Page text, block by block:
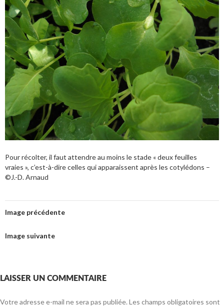
Pour récolter, il faut attendre au moins le stade « deux feuilles
vraies », c’est-à-dire celles qui apparaissent après les cotylédons –
©J.-D. Arnaud
Image précédente
Image suivante
LAISSER UN COMMENTAIRE
Votre adresse e-mail ne sera pas publiée. Les champs obligatoires sont